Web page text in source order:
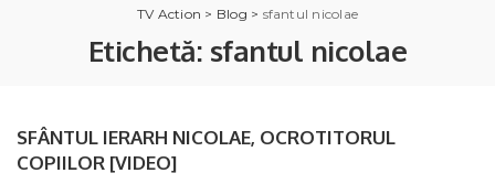
TV Action > Blog > sfantul nicolae
Etichetă: sfantul nicolae
SFÂNTUL IERARH NICOLAE, OCROTITORUL
COPIILOR [VIDEO]